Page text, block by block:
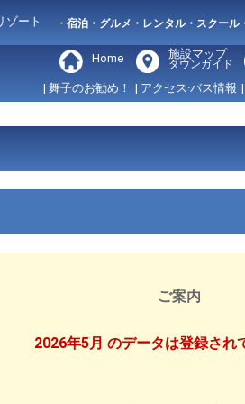
ゾート - 宿泊・グルメ・レンタル・スクール
Home 施設マップ
タウンガイド
| 舞子のお勧め！ | アクセス·バス情報
ご案内
2026年5月 のデータは登録され